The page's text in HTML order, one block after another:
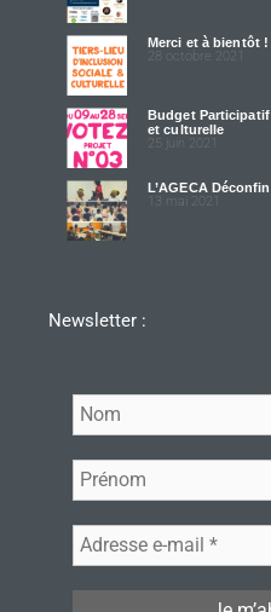
Merci et à bientôt !
28 octobre 2021
Budget
et culturelle
25 juin 2021
L’AGECA
13 mai 2021
Newsletter :